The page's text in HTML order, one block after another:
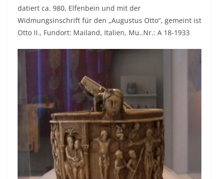
datiert ca. 980, Elfenbein und mit der
Widmungsinschrift für den „Augustus Otto“, gemeint ist
Otto II., Fundort: Mailand, Italien, Mu..Nr.: A 18-1933